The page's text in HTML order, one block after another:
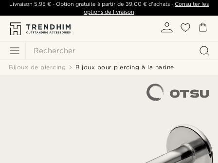
Rechercher
Livraison 5,95 €- Option gratuite à partir de 39,00 €d'achats -Consulter les
options de livraison
Bijoux de piercing Bijoux pour piercing à la narine